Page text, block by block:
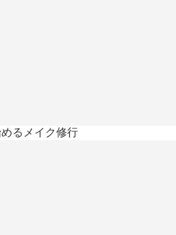
るメイク修行